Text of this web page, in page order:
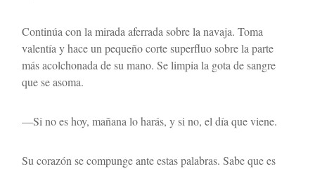
Continúa con la mirada aferrada sobre la navaja. Toma
valentía y hace un pequeño corte superfluo sobre la parte
más acolchonada de su mano. Se limpia la gota de sangre
que se asoma.
—Si no es hoy, mañana lo harás, y si no, el día que viene.
Su corazón se compunge ante estas palabras. Sabe que es